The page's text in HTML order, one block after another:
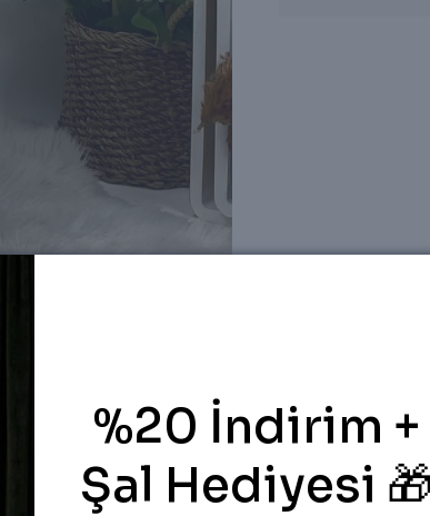
%20 İndirim +
Şal Hediyesi 🎁